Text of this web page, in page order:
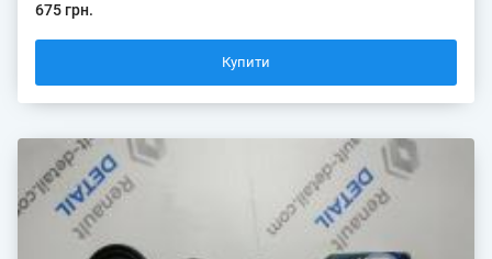
675 грн.